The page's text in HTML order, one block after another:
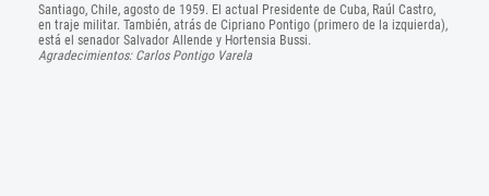
Santiago, Chile, agosto de 1959. El actual Presidente de Cuba, Raúl Castro,
en traje militar. También, atrás de Cipriano Pontigo (primero de la izquierda),
está el senador Salvador Allende y Hortensia Bussi.
Agradecimientos: Carlos Pontigo Varela